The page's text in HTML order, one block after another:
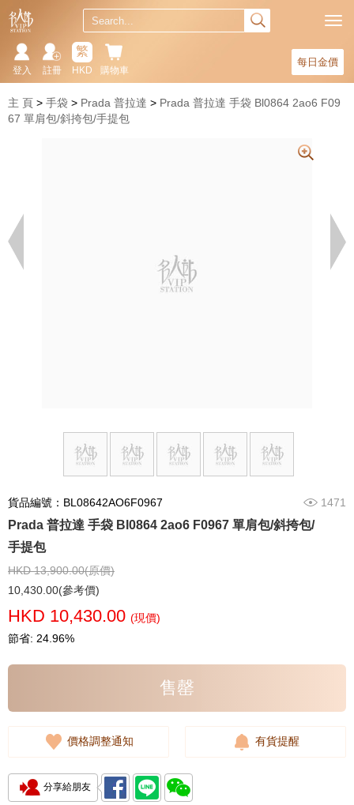
每日金價
購物車
繁
HKD
註冊
登入
主 頁 手袋 Prada 普拉達
Prada 普拉達 手袋 Bl0864 2ao6 F09
67 單肩包/斜挎包/手提包
貨品編號：BL08642AO6F0967 1471
Prada 普拉達 手袋 Bl0864 2ao6 F0967 單肩包/斜挎包/
手提包
HKD 13,900.00(原價)
10,430.00(參考價)
HKD 10,430.00 (現價)
節省: 24.96%
售罄
價格調整通知 有貨提醒
分享給朋友